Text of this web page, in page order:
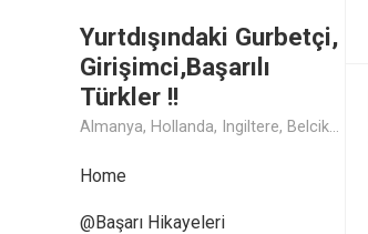
Yurtdışındaki Gurbetçi,
Girişimci,Başarılı
Türkler !!
Almanya, Hollanda, Ingiltere, Belcika, Fransa, Amerika, Cin, Rusya, Isvec, Isvicre, Yunanistan, Kanada, Avusturya Başarılı Muthis Türk lerin Hikaye ve Öykuleri, Turk Isadamlari, Turk Girisimciler, Avrupali Turkler
Home
@Başarı Hikayeleri